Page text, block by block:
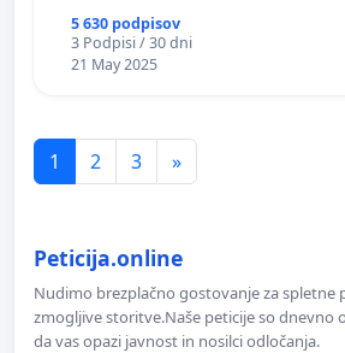
5 630 podpisov
3 Podpisi / 30 dni
21 May 2025
1 2 3 »
Peticija.online
Nudimo brezplačno gostovanje za
zmogljive storitve.Naše peticije so dnevno
da vas opazi javnost in nosilci odločanja.